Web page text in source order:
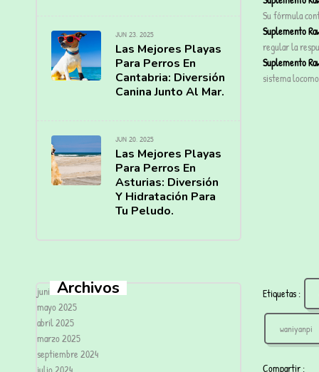
JUN 23, 2025
Las Mejores Playas
Para Perros En
Cantabria: Diversión
Canina Junto Al Mar.
JUN 20, 2025
Las Mejores Playas
Para Perros En
Asturias: Diversión
Y Hidratación Para
Tu Peludo.
Archivos
junio 2025
mayo 2025
abril 2025
marzo 2025
septiembre 2024
Su fórmula
Suplemento
regular la
Suplemento
sistema
Etiquetas :
waniyanpi
Compartir :